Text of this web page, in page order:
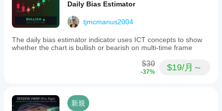
Daily Bias Estimator
tjmcmanus2004
The daily bias estimator indicator uses ICT concepts to show
whether the chart is bullish or bearish on multi-time frame
$30
-37% $19/月～
新規